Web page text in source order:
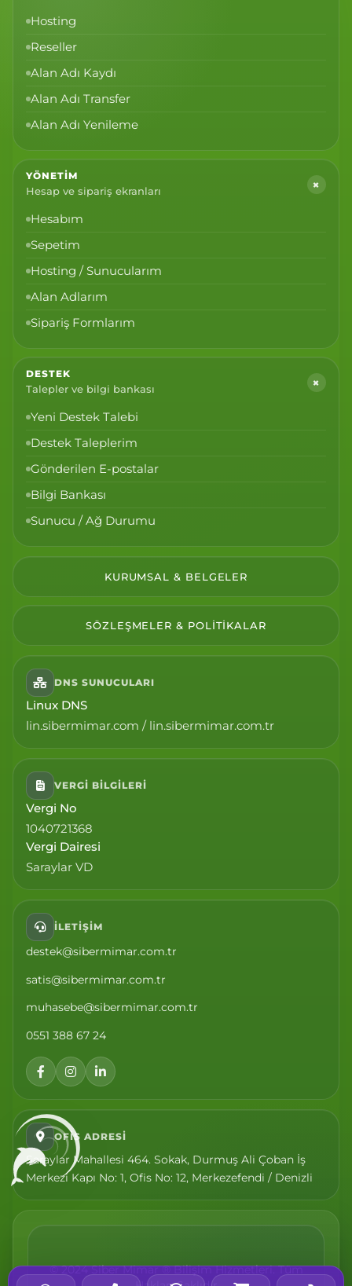
Hosting
Reseller
Alan Adı Kaydı
Alan Adı Transfer
Alan Adı Yenileme
YÖNETIM
Hesap ve sipariş ekranları
+
Hesabım
Sepetim
Hosting / Sunucularım
Alan Adlarım
Sipariş Formlarım
DESTEK
Talepler ve bilgi bankası
+
Yeni Destek Talebi
Destek Taleplerim
Gönderilen E-postalar
Bilgi Bankası
Sunucu / Ağ Durumu
KURUMSAL & BELGELER
SÖZLEŞMELER & POLITIKALAR
DNS SUNUCULARI
Linux DNS
lin.sibermimar.com / lin.sibermimar.com.tr
VERGI BILGILERI
Vergi No
1040721368
Vergi Dairesi
Saraylar VD
İLETIŞIM
destek@sibermimar.com.tr
satis@sibermimar.com.tr
muhasebe@sibermimar.com.tr
0551 388 67 24
OFIS ADRESI
Saraylar Mahallesi 464. Sokak, Durmuş Ali Çoban İş
Merkezi Kapı No: 1, Ofis No: 12, Merkezefendi / Denizli
© 2024 Siber Mimar ® Bilişim Hizmetleri. Tüm